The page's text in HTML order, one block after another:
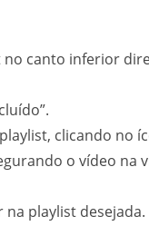
canto inferior
clicando no
o vídeo na
playlist desejada.